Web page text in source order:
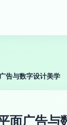
告与数字设计美学
面广告与